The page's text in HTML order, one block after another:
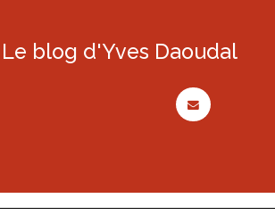
Le blog d'Yves Daoudal